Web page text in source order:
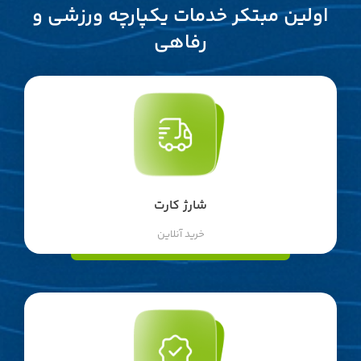
اولین مبتکر خدمات یکپارچه ورزشی و
رفاهی
شارژ کارت
خرید آنلاین